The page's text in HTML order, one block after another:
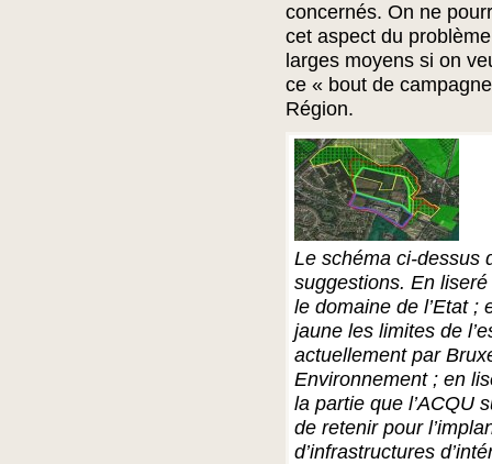
concernés. On ne
cet aspect du
larges moyens si on
ce « bout de
Région.
Le schéma ci-dessus
suggestions. En
le domaine de l’Etat ;
jaune les limites de
actuellement par
Environnement ; en
la partie que l’ACQU
de retenir pour
d’infrastructures